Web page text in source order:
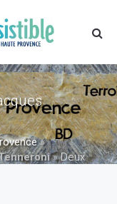
»
»Deux